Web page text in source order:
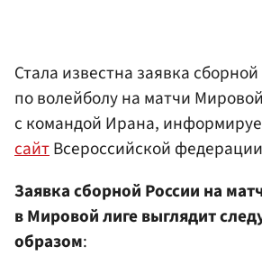
Стала известна заявка
по волейболу на матчи
с командой Ирана,
сайтВсероссийской
Заявка сборной России на
в Мировой лиге выглядит
образом: